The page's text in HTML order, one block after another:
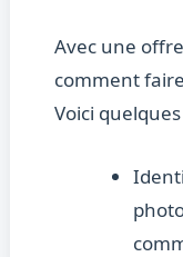
Avec une
comment
Voici